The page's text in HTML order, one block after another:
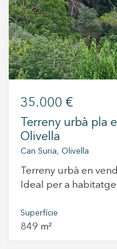
i amb demanda
35.000 €
Terreny urbà pla
Olivella
Can Suria, Olivella
Terreny urbà en
Ideal per a habitatge
Suria, al municipi
cotxe de Sitges i de
Superfície
849 m²